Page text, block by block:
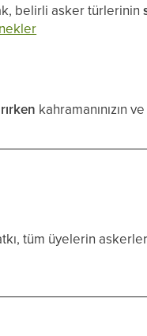
belirli asker türlerinin
kahramanınızın
tüm üyelerin